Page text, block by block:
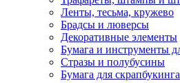
Ленты, тесьма, кружево
Брадсы и люверсы
Декоративные элементы
Бумага и инструменты
Стразы и полубусины
Бумага для